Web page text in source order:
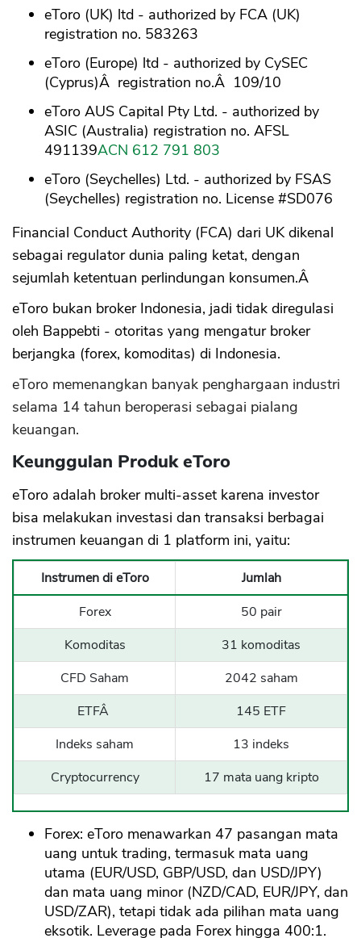
eToro (UK) ltd - authorized by FCA (UK)
registration no. 583263
eToro (Europe) ltd - authorized by CySEC
(Cyprus)Â registration no.Â 109/10
eToro AUS Capital Pty Ltd. - authorized by
ASIC (Australia) registration no. AFSL
491139ACN 612 791 803
eToro (Seychelles) Ltd. - authorized by FSAS
(Seychelles) registration no. License #SD076
Financial Conduct Authority (FCA) dari UK dikenal
sebagai regulator dunia paling ketat, dengan
sejumlah ketentuan perlindungan konsumen.Â
eToro bukan broker Indonesia, jadi tidak diregulasi
oleh Bappebti - otoritas yang mengatur broker
berjangka (forex, komoditas) di Indonesia.
eToro memenangkan banyak penghargaan industri
selama 14 tahun beroperasi sebagai pialang
keuangan.
Keunggulan Produk eToro
eToro adalah broker multi-asset karena investor
bisa melakukan investasi dan transaksi berbagai
instrumen keuangan di 1 platform ini, yaitu:
Instrumen di eToro
Jumlah
Forex
50 pair
Komoditas
31 komoditas
CFD Saham
2042 saham
ETFÂ
145 ETF
Indeks saham
13 indeks
Cryptocurrency
17 mata uang kripto
Forex: eToro menawarkan 47 pasangan mata
uang untuk trading, termasuk mata uang
utama (EUR/USD, GBP/USD, dan USD/JPY)
dan mata uang minor (NZD/CAD, EUR/JPY, dan
USD/ZAR), tetapi tidak ada pilihan mata uang
eksotik. Leverage pada Forex hingga 400:1.